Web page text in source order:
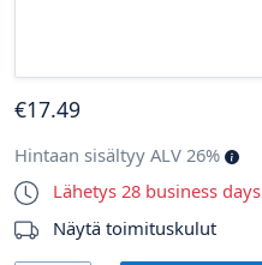
€17.49
Hintaan sisältyy ALV 26%
Lähetys 28 business days
Näytä toimituskulut